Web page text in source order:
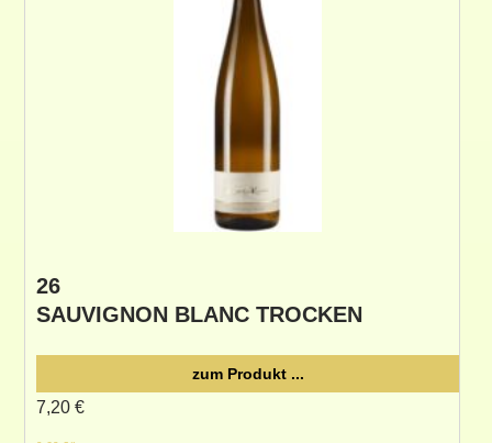
26
SAUVIGNON BLANC TROCKEN
7,20 €
zum Produkt ...